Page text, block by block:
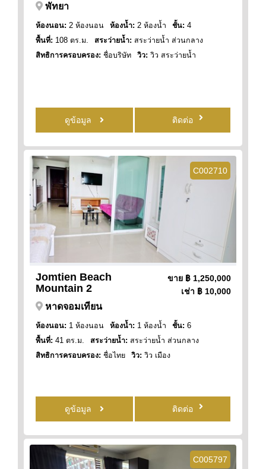
พัทยา
ห้องนอน: 2 ห้องนอน ห้องน้ำ: 2 ห้องน้ำ ชั้น: 4
พื้นที่: 108 ตร.ม. สระว่ายน้ำ: สระว่ายน้ำ ส่วนกลาง
สิทธิการครอบครอง: ชื่อบริษัท วิว: วิว สระว่ายน้ำ
ดูข้อมูล ติดต่อ
C002710
Jomtien Beach
Mountain 2
ขาย ฿ 1,250,000
เช่า ฿ 10,000
หาดจอมเทียน
ห้องนอน: 1 ห้องนอน ห้องน้ำ: 1 ห้องน้ำ ชั้น: 6
พื้นที่: 41 ตร.ม. สระว่ายน้ำ: สระว่ายน้ำ ส่วนกลาง
สิทธิการครอบครอง: ชื่อไทย วิว: วิว เมือง
ดูข้อมูล ติดต่อ
C005797